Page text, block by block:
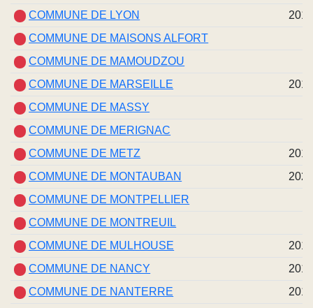
COMMUNE DE LYON
2019
COMMUNE DE MAISONS ALFORT
COMMUNE DE MAMOUDZOU
COMMUNE DE MARSEILLE
2014
COMMUNE DE MASSY
COMMUNE DE MERIGNAC
COMMUNE DE METZ
2019
COMMUNE DE MONTAUBAN
2020
COMMUNE DE MONTPELLIER
COMMUNE DE MONTREUIL
COMMUNE DE MULHOUSE
2014
COMMUNE DE NANCY
2019
COMMUNE DE NANTERRE
2016